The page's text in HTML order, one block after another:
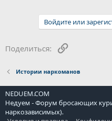
Войдите или
Поделиться: Ссылка
Истории наркоманов
NEDUEM.COM
Недуем - Форум бросающих
наркозависимых).